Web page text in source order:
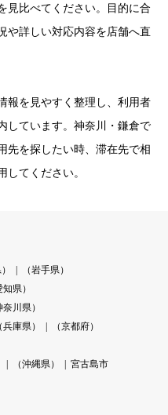
見比べてください。目的に合
や詳しい対応内容を店舗へ直
報を見やすく整理し、利用者
しています。神奈川・鎌倉で
先を探したい時、滞在先で相
してください。
（岩手県）
知県）
奈川県）
（兵庫県）
（京都府）
（沖縄県） 宮古島市